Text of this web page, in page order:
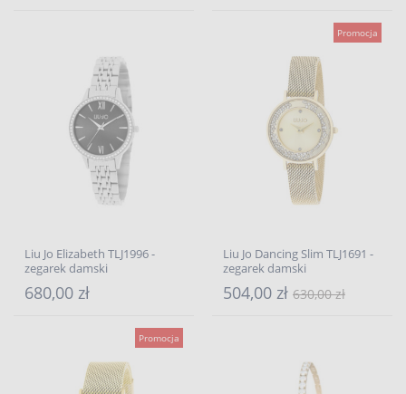
Liu Jo Elizabeth TLJ1996 -
zegarek damski
680,00 zł
Promocja
Liu Jo Dancing Slim TLJ1691 -
zegarek damski
504,00 zł 630,00 zł
Promocja